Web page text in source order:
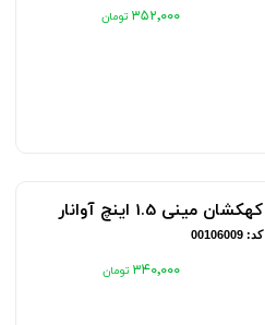
۳۵۲٬۰۰۰
کهکشان مینی 1.5 اینچ آوانار
کد: 00106009
۳۴۰٬۰۰۰